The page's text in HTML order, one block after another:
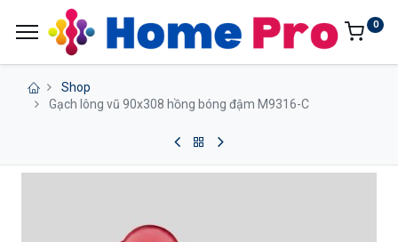
0
Shop
Gạch lông vũ 90x308 hồng bóng đậm M9316-C